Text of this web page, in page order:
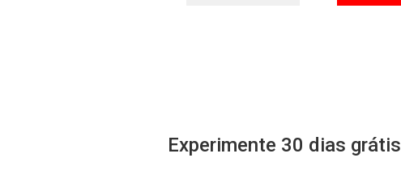
Experimente 30 dias grátis